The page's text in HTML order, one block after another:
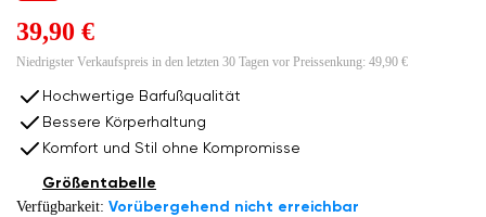
39,90 €
Niedrigster Verkaufspreis in den letzten 30 Tagen vor Preissenkung: 49,90 €
Hochwertige Barfußqualität
Bessere Körperhaltung
Komfort und Stil ohne Kompromisse
Verfügbarkeit: Vorübergehend nicht erreichbar
Größentabelle